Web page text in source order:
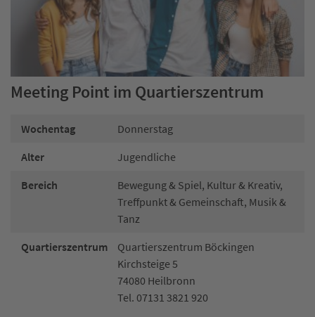
Meeting Point im Quartierszentrum
Wochentag
Donnerstag
Alter
Jugendliche
Bereich
Bewegung & Spiel, Kultur & Kreativ,
Treffpunkt & Gemeinschaft, Musik &
Tanz
Quartierszentrum
Quartierszentrum Böckingen
Kirchsteige 5
74080 Heilbronn
Tel. 07131 3821 920